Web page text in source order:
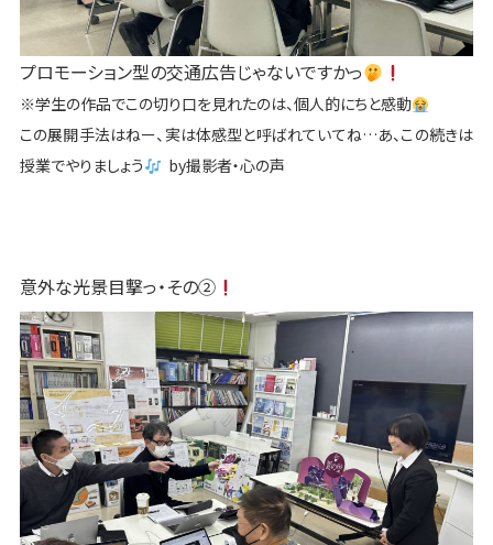
プロモーション型の交通広告じゃないですかっ
※学生の作品でこの切り口を見れたのは、個人的にちと感動
この展開手法はねー、実は体感型と呼ばれていてね…あ、この続きは
授業でやりましょう
by撮影者・心の声
意外な光景目撃っ・その②